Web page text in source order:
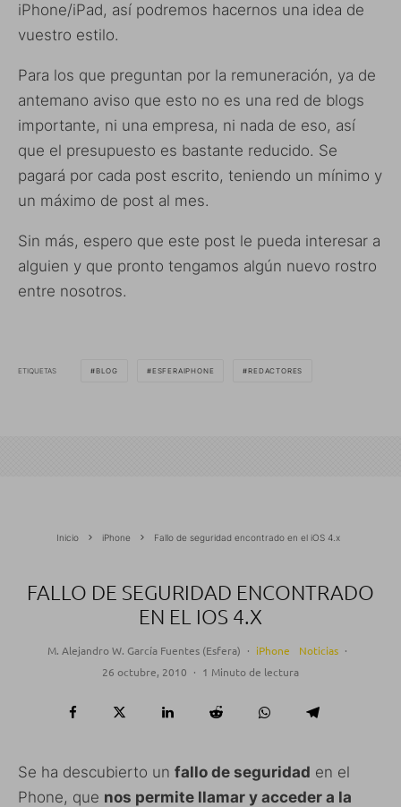
iPhone/iPad, así podremos hacernos una idea de
vuestro estilo.
Para los que preguntan por la remuneración, ya de
antemano aviso que esto no es una red de blogs
importante, ni una empresa, ni nada de eso, así
que el presupuesto es bastante reducido. Se
pagará por cada post escrito, teniendo un mínimo y
un máximo de post al mes.
Sin más, espero que este post le pueda interesar a
alguien y que pronto tengamos algún nuevo rostro
entre nosotros.
ETIQUETAS BLOG ESFERAIPHONE REDACTORES
Inicio iPhone Fallo de seguridad encontrado en el iOS 4.x
FALLO DE SEGURIDAD ENCONTRADO
EN EL IOS 4.X
M. Alejandro W. García Fuentes (Esfera) · iPhone Noticias ·
26 octubre, 2010 · 1 Minuto de lectura
Se ha descubierto un fallo de seguridad en el
Phone, que nos permite llamar y acceder a la